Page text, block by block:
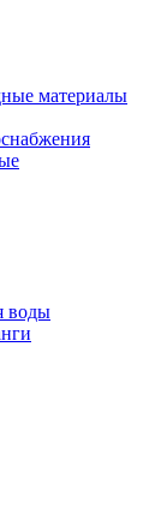
материалы
воды